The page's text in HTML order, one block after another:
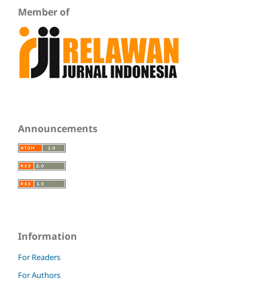
Member of
Announcements
Information
For Readers
For Authors